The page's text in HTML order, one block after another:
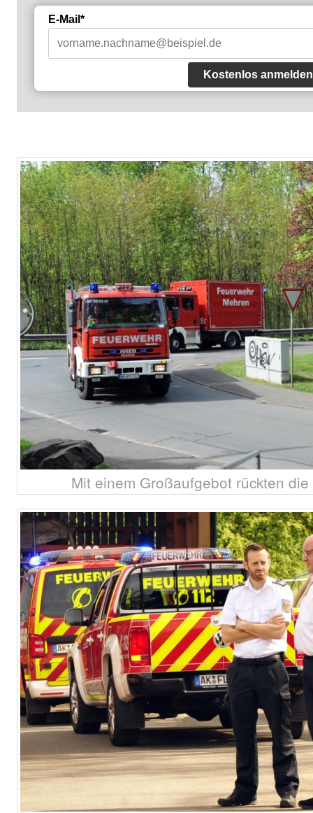
E-Mail*
Kostenlos anmelden
Mit einem Großaufgebot rückten